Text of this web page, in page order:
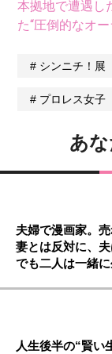
本拠地で遭遇し
た“圧倒的なオ
シンニチ！展
プロレス女子
あ
夫婦で漫画家。
妻とは反対に、
でも二人は一緒
人生後半の“賢い